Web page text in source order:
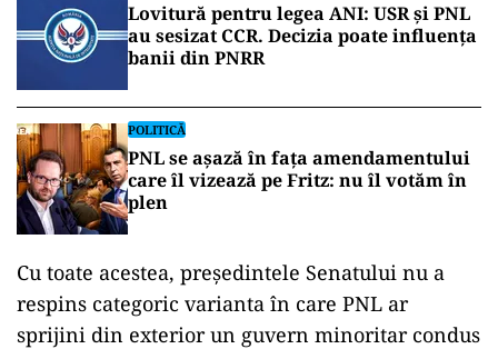
Lovitură pentru legea ANI: USR și PNL
au sesizat CCR. Decizia poate influența
banii din PNRR
POLITICĂ
PNL se așază în fața amendamentului
care îl vizează pe Fritz: nu îl votăm în
plen
Cu toate acestea, președintele Senatului nu a
respins categoric varianta în care PNL ar
sprijini din exterior un guvern minoritar condus